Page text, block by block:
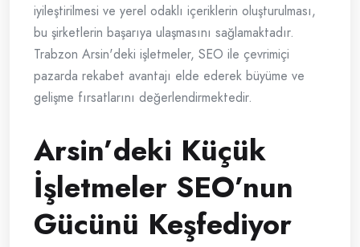
iyileştirilmesi ve yerel odaklı içeriklerin oluşturulması,
bu şirketlerin başarıya ulaşmasını sağlamaktadır.
Trabzon Arsin'deki işletmeler, SEO ile çevrimiçi
pazarda rekabet avantajı elde ederek büyüme ve
gelişme fırsatlarını değerlendirmektedir.
Arsin’deki Küçük
İşletmeler SEO’nun
Gücünü Keşfediyor